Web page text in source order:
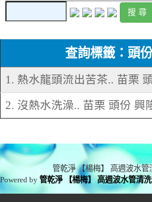
查詢標籤：頭
1. 熱水龍頭流出苦茶.. 苗栗
2. 沒熱水洗澡.. 苗栗 頭份 興
管乾淨 【楊梅】 高週波水管
Powered by管乾淨 【楊梅】 高週波水管清洗